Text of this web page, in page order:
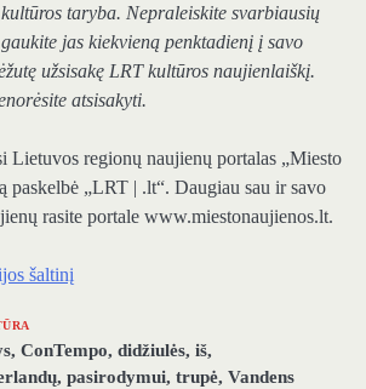
taryba. Nepraleiskite svarbiausių
jas kiekvieną penktadienį į savo
užsisakę LRT kultūros naujienlaiškį.
atsisakyti.
Lietuvos regionų naujienų portalas „Miesto
paskelbė „LRT | .lt“. Daugiau sau ir savo
rasite portale www.miestonaujienos.lt.
šaltinį
, ConTempo, didžiulės, iš,
, pasirodymui, trupė, Vandens